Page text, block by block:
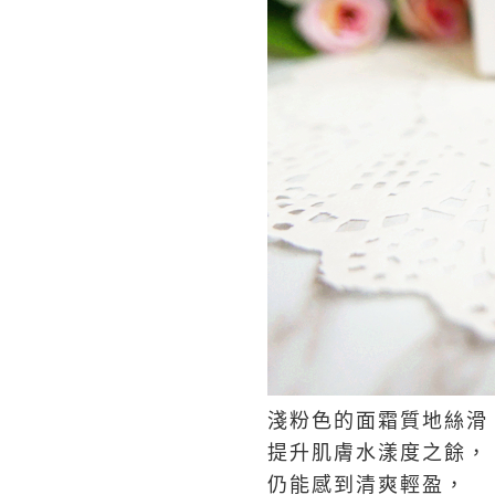
淺粉色的面霜質地絲滑
提升肌膚水漾度之餘，
仍能感到清爽輕盈，